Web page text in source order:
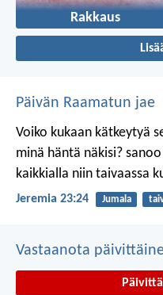
Rakkaus
Päivän Raamatun jae
Voiko kukaan kätkeytyä
minä häntä näkisi?
kaikkialla niin taivaassa
Jeremia 23:24 Jumala
Vastaanota